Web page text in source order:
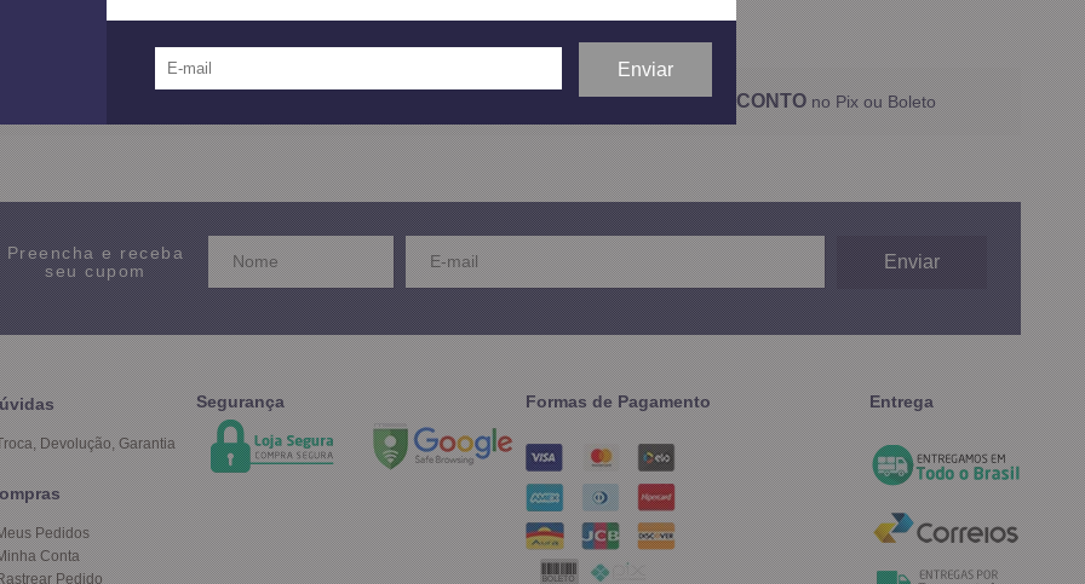
5% DESCONTO no Pix ou Boleto
Preencha e receba
seu cupom
Devolução, Garantia
Pedidos
Conta
Pedido
Segurança Formas de Pagamento Entrega